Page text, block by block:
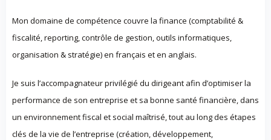
Mon domaine de compétence couvre la finance (comptabilité &
fiscalité, reporting, contrôle de gestion, outils informatiques,
organisation & stratégie) en français et en anglais.
Je suis l’accompagnateur privilégié du dirigeant afin d’optimiser la
performance de son entreprise et sa bonne santé financière, dans
un environnement fiscal et social maîtrisé, tout au long des étapes
clés de la vie de l’entreprise (création, développement,